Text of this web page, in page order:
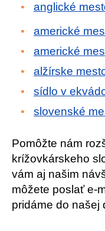
anglické
americké
americké
alžírske
sídlo v
slovenské
Pomôžte nám
krížovkárskeho
vám aj našim
môžete poslať e-
pridáme do našej